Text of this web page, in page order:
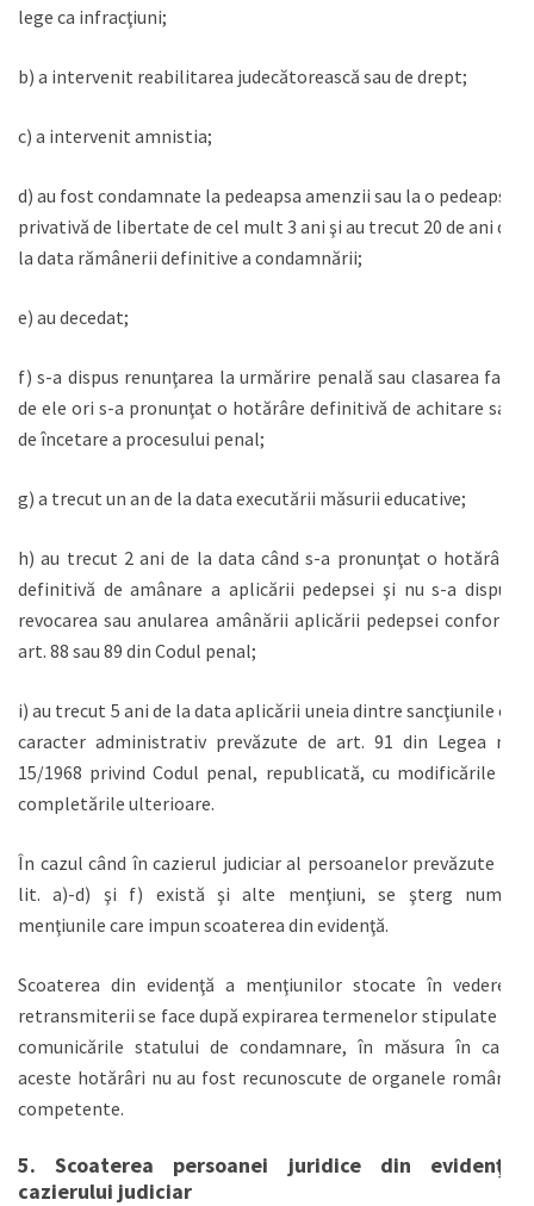
lege ca infracţiuni;
b) a intervenit reabilitarea judecătorească sau de drept;
c) a intervenit amnistia;
d) au fost condamnate la pedeapsa amenzii sau la o pedeapsă
privativă de libertate de cel mult 3 ani şi au trecut 20 de ani de
la data rămânerii definitive a condamnării;
e) au decedat;
f) s-a dispus renunţarea la urmărire penală sau clasarea faţă
de ele ori s-a pronunţat o hotărâre definitivă de achitare sau
de încetare a procesului penal;
g) a trecut un an de la data executării măsurii educative;
h) au trecut 2 ani de la data când s-a pronunţat o hotărâre
definitivă de amânare a aplicării pedepsei şi nu s-a dispus
revocarea sau anularea amânării aplicării pedepsei conform
art. 88 sau 89 din Codul penal;
i) au trecut 5 ani de la data aplicării uneia dintre sancţiunile cu
caracter administrativ prevăzute de art. 91 din Legea nr.
15/1968 privind Codul penal, republicată, cu modificările şi
completările ulterioare.
În cazul când în cazierul judiciar al persoanelor prevăzute la
lit. a)-d) şi f) există şi alte menţiuni, se şterg numai
menţiunile care impun scoaterea din evidenţă.
Scoaterea din evidenţă a menţiunilor stocate în vederea
retransmiterii se face după expirarea termenelor stipulate în
comunicările statului de condamnare, în măsura în care
aceste hotărâri nu au fost recunoscute de organele române
competente.
5. Scoaterea persoanei juridice din evidenţa
cazierului judiciar